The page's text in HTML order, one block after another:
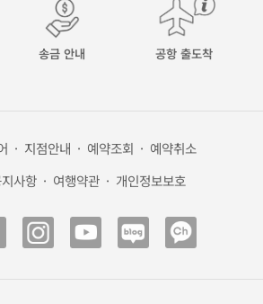
송금 안내 공항 출도착
· 지점안내 · 예약조회 · 예약취소
사항 · 여행약관 · 개인정보보호